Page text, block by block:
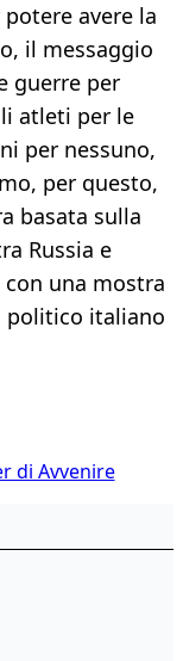
avere la
il messaggio
guerre per
atleti per le
per nessuno,
per questo,
basata sulla
Russia e
con una mostra
politico italiano
di Avvenire